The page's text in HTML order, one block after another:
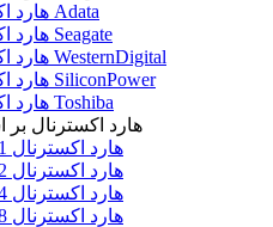
هارد اکسترنال Adata
هارد اکسترنال Seagate
هارد اکسترنال WesternDigital
هارد اکسترنال SiliconPower
هارد اکسترنال Toshiba
هارد اکسترنال
هارد اکسترنال 1 ترابایت
هارد اکسترنال 2 ترابایت
هارد اکسترنال 4 ترابایت
هارد اکسترنال 8 ترابایت